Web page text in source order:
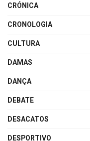
CRÓNICA
CRONOLOGIA
CULTURA
DAMAS
DANÇA
DEBATE
DESACATOS
DESPORTIVO